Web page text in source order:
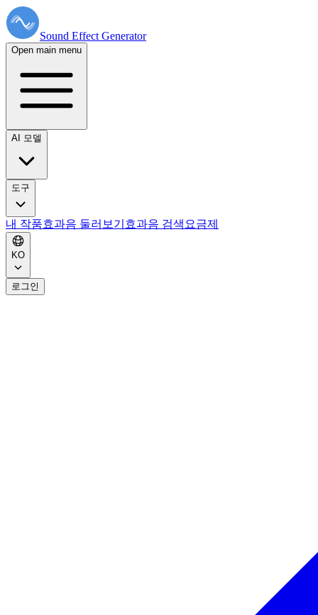
Sound Effect Generator
Open main menu
AI 모델
도구
내 작품효과음 둘러보기 효과음 검색 요금제
KO
로그인